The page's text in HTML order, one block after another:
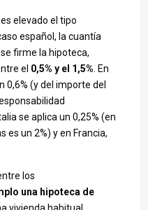
elevado el tipo
español, la cuantía
firme la hipoteca,
el 0,5% y el 1,5% . En
0,6% (y del importe del
se aplica un 0,25% (en
es un 2%) y en Francia,
los
una hipoteca de